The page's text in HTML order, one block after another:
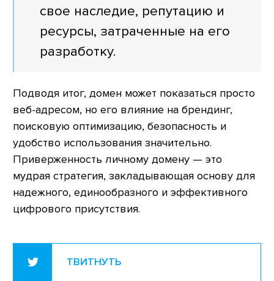
свое наследие, репутацию и
ресурсы, затраченные на его
разработку.
Подводя итог, домен может показаться просто
веб-адресом, но его влияние на брендинг,
поисковую оптимизацию, безопасность и
удобство использования значительно.
Приверженность личному домену — это
мудрая стратегия, закладывающая основу для
надежного, единообразного и эффективного
цифрового присутствия.
ТВИТНУТЬ